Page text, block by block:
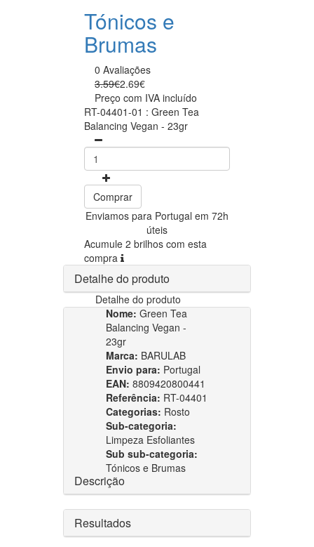
Tónicos e
Brumas
0 Avaliações
3.59€2.69€
Preço com IVA incluído
RT-04401-01 : Green Tea
Balancing Vegan - 23gr
Comprar
Enviamos para Portugal em 72h
úteis
Acumule 2 brilhos com esta
compra
Detalhe do produto
Detalhe do produto
Nome: Green Tea
Balancing Vegan -
23gr
Marca: BARULAB
Envio para: Portugal
EAN: 8809420800441
Referência: RT-04401
Categorias: Rosto
Sub-categoria:
Limpeza Esfoliantes
Sub sub-categoria:
Tónicos e Brumas
Descrição
Resultados